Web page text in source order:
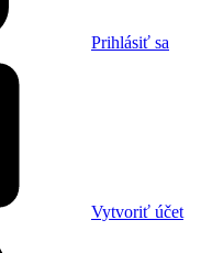
Prihlásiť sa
Vytvoriť účet